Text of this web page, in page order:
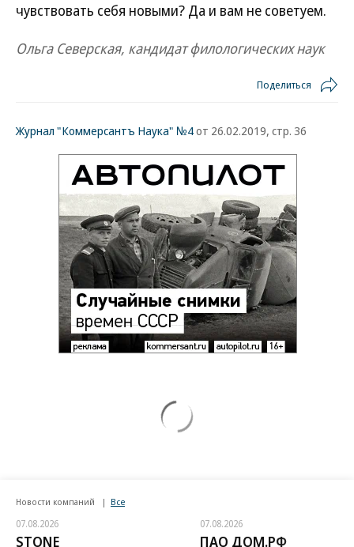
чувствовать себя новыми? Да и вам не советуем.
Ольга Северская, кандидат филологических наук
Поделиться
Журнал "Коммерсантъ Наука" №4от 26.02.2019, стр. 36
Новости компаний Все
07.08.2026
STONE
07.08.2026
ПАО ДОМ.РФ